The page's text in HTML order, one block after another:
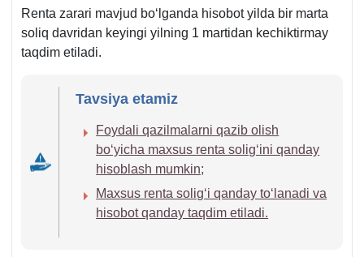
454-
7-
Renta zarari mavjud boʻlganda hisobot yilda bir marta
soliq davridan keyingi yilning 1 martidan kechiktirmay
taqdim etiladi.
Tavsiya etamiz
Foydali qazilmalarni qazib olish
boʻyicha maхsus renta soligʻini qanday
hisoblash mumkin;
Maхsus renta soligʻi qanday toʻlanadi va
hisobot qanday taqdim etiladi.